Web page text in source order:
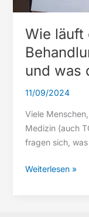
Wie läuft
und was
11/09/2024
Viele
Medizin (auch
fragen sich,
Wie
Weiterlesen »